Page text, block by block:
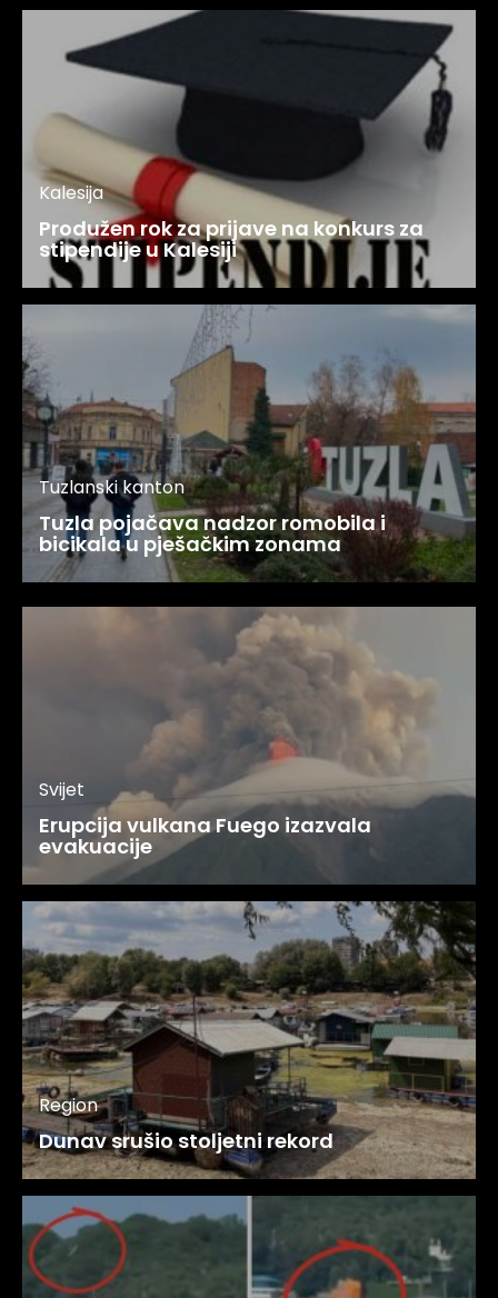
Kalesija
Produžen rok za prijave na konkurs za
stipendije u Kalesiji
Tuzlanski kanton
Tuzla pojačava nadzor romobila i
bicikala u pješačkim zonama
Svijet
Erupcija vulkana Fuego izazvala
evakuacije
Region
Dunav srušio stoljetni rekord